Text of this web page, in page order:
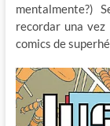
mentalmente?)
recordar una
comics de